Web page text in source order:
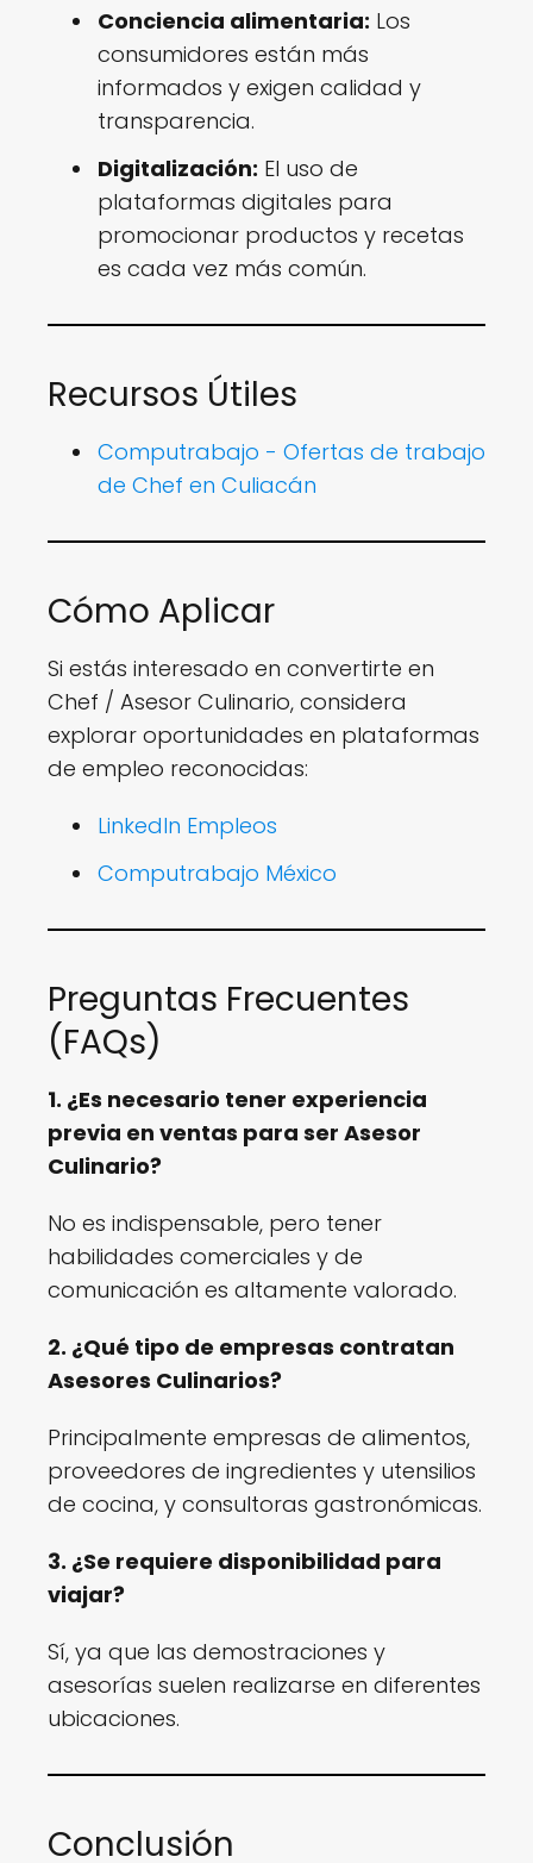
Conciencia alimentaria: Los
consumidores están más
informados y exigen calidad y
transparencia.
Digitalización: El uso de
plataformas digitales para
promocionar productos y recetas
es cada vez más común.
Recursos Útiles
Computrabajo - Ofertas de trabajo
de Chef en Culiacán
Cómo Aplicar
Si estás interesado en convertirte en
Chef / Asesor Culinario, considera
explorar oportunidades en plataformas
de empleo reconocidas:
LinkedIn Empleos
Computrabajo México
Preguntas Frecuentes
(FAQs)
1. ¿Es necesario tener experiencia
previa en ventas para ser Asesor
Culinario?
No es indispensable, pero tener
habilidades comerciales y de
comunicación es altamente valorado.
2. ¿Qué tipo de empresas contratan
Asesores Culinarios?
Principalmente empresas de alimentos,
proveedores de ingredientes y utensilios
de cocina, y consultoras gastronómicas.
3. ¿Se requiere disponibilidad para
viajar?
Sí, ya que las demostraciones y
asesorías suelen realizarse en diferentes
ubicaciones.
Conclusión